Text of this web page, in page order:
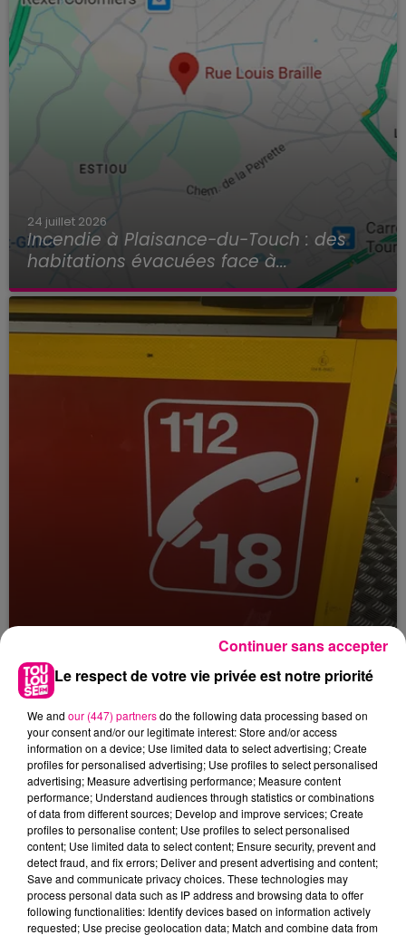
24 juillet 2026
Incendie à Plaisance-du-Touch : des
habitations évacuées face à...
Violent incendie au nord de Toulouse
Le respect de votre vie privée est notre priorité
We and our (447) partnersdo the following data processing based on
your consent and/or our legitimate interest: Store and/or access
information on a device; Use limited data to select advertising; Create
profiles for personalised advertising; Use profiles to select personalised
advertising; Measure advertising performance; Measure content
performance; Understand audiences through statistics or combinations
of data from different sources; Develop and improve services; Create
profiles to personalise content; Use profiles to select personalised
content; Use limited data to select content; Ensure security, prevent and
detect fraud, and fix errors; Deliver and present advertising and content;
Save and communicate privacy choices. These technologies may
process personal data such as IP address and browsing data to offer
following functionalities: Identify devices based on information actively
requested; Use precise geolocation data; Match and combine data from
Continuer sans accepter